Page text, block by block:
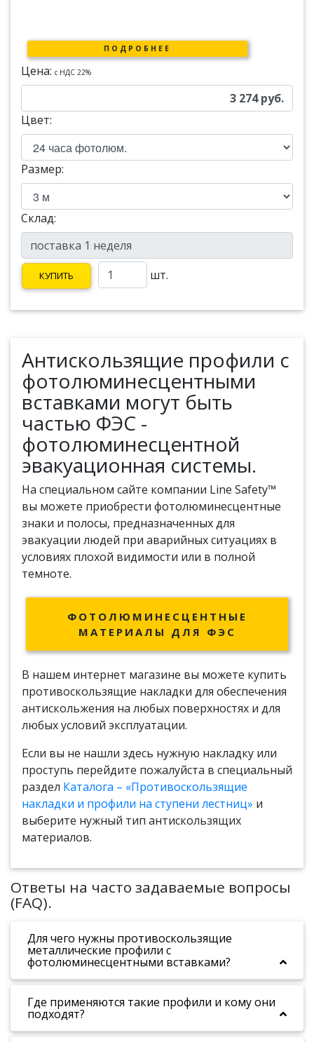
ПОДРОБНЕЕ
Цена: c НДС 22%
3 274 руб.
Цвет:
Размер:
Склад:
КУПИТЬ шт.
Антискользящие профили с
фотолюминесцентными
вставками могут быть
частью ФЭС -
фотолюминесцентной
эвакуационная системы.
На специальном сайте компании Line Safety™
вы можете приобрести фотолюминесцентные
знаки и полосы, предназначенных для
эвакуации людей при аварийных ситуациях в
условиях плохой видимости или в полной
темноте.
ФОТОЛЮМИНЕСЦЕНТНЫЕ
МАТЕРИАЛЫ ДЛЯ ФЭС
В нашем интернет магазине вы можете купить
противоскользящие накладки для обеспечения
антискольжения на любых поверхностях и для
любых условий эксплуатации.
Если вы не нашли здесь нужную накладку или
проступь перейдите пожалуйста в специальный
раздел Каталога – «Противоскользящие
накладки и профили на ступени лестниц» и
выберите нужный тип антискользящих
материалов.
Ответы на часто задаваемые вопросы
(FAQ).
Для чего нужны противоскользящие
металлические профили с
фотолюминесцентными вставками?
Где применяются такие профили и кому они
подходят?